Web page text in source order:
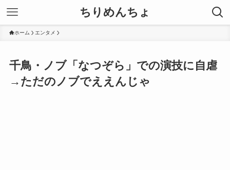
ちりめんちょ
ホーム エンタメ
千鳥・ノブ「なつぞら」での演技に自虐
→ただのノブでええんじゃ